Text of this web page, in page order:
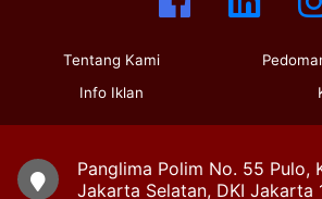
Tentang Kami
Info Iklan
Panglima Polim No. 55 Pulo,
Jakarta Selatan, DKI Jakarta